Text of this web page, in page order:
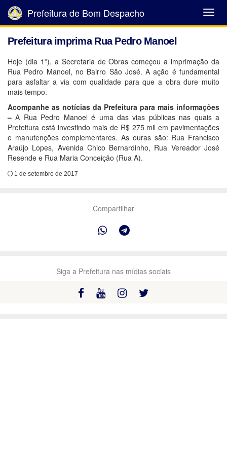
Abrir
Menu
Prefeitura de Bom Despacho
Prefeitura imprima Rua Pedro Manoel
Hoje (dia 1º), a Secretaria de Obras começou a imprimação da
Rua Pedro Manoel, no Bairro São José. A ação é fundamental
para asfaltar a via com qualidade para que a obra dure muito
mais tempo.
Acompanhe as notícias da Prefeitura para mais informações
– A Rua Pedro Manoel é uma das vias públicas nas quais a
Prefeitura está investindo mais de R$ 275 mil em pavimentações
e manutenções complementares. As ouras são: Rua Francisco
Araújo Lopes, Avenida Chico Bernardinho, Rua Vereador José
Resende e Rua Maria Conceição (Rua A).
1 de setembro de 2017
Compartilhar
Siga a Prefeitura nas mídias sociais